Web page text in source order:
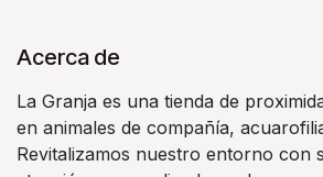
Acerca de
La Granja es una tienda de
en animales de compañía,
Revitalizamos nuestro entorno con